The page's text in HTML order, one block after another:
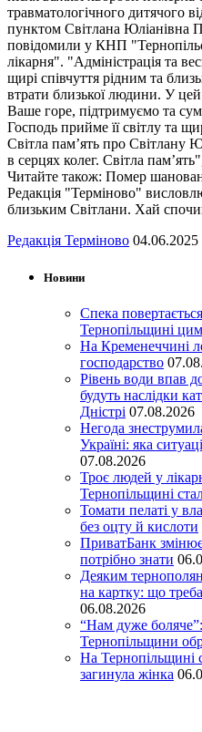
травматологічного дитячого
пунктом Світлана Юліанівна
повідомили у КНП
лікарня". "Адміністрація та
щирі співчуття рідним та
втрати близької людини. У
Ваше горе, підтримуємо та
Господь прийме її світлу та
Світла пам’ять про Світлану
в серцях колег. Світла
Читайте також: Помер
Редакція "Терміново"
близьким Світлани. Хай
Редакція Терміново 04.06.2025
Новини
Спека
Тернопільщині
На Кременеччині
господарство
Рівень води впав
будуть наслідки
Дністрі 07.08.2026
Негода
Україні: яка
07.08.2026
Троє людей у
Тернопільщині
Томати пелаті у
без оцту й кислоти
ПриватБанк
потрібно знати
Деяким
на картку: що
06.08.2026
“Нам дуже
Тернопільщини
На Тернопільщині
загинула жінка